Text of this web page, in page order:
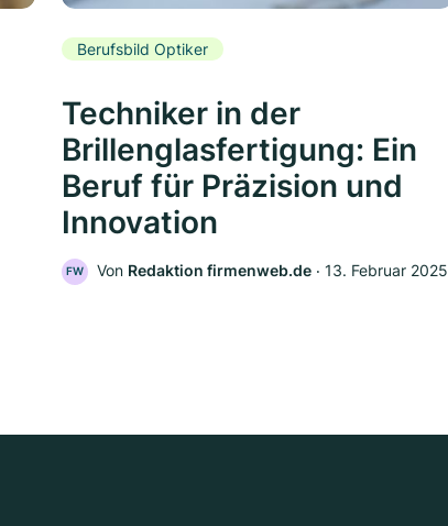
Berufsbild Optiker
Techniker in der
Brillenglasfertigung: Ein
Beruf für Präzision und
Innovation
FW Von Redaktion firmenweb.de ‧ 13. Februar 2025